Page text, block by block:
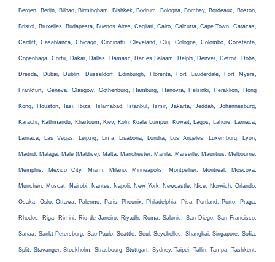
Bergen, Berlin, Bilbao, Birmingham, Bishkek, Bodrum, Bologna, Bombay, Bordeaux, Boston,
Bristol, Bruxelles, Budapesta, Buenos Aires, Cagliari, Cairo, Calcutta, Cape Town, Caracas,
Cardiff, Casablanca, Chicago, Cincinatti, Cleveland, Cluj, Cologne, Colombo, Constanta,
Copenhaga, Corfu, Dakar, Dallas, Damasc, Dar es Salaam, Delphi, Denver, Detroit, Doha,
Dresda, Dubai, Dublin, Dusseldorf, Edinburgh, Florenta, Fort Lauderdale, Fort Myers,
Frankfurt, Geneva, Glasgow, Gothenburg, Hamburg, Hanovra, Helsinki, Heraklion, Hong
Kong, Houston, Iasi, Ibiza, Islamabad, Istanbul, Izmir, Jakarta, Jeddah, Johannesburg,
Karachi, Kathmandu, Khartoum, Kiev, Koln, Kuala Lumpur, Kuwait, Lagos, Lahore, Larnaca,
Larnaca, Las Vegas, Leipzig, Lima, Lisabona, Londra, Los Angeles, Luxemburg, Lyon,
Madrid, Malaga, Male (Maldive), Malta, Manchester, Manila, Marseille, Mauritius, Melbourne,
Memphis, Mexico City, Miami, Milano, Minneapolis, Montpellier, Montreal, Moscova,
Munchen, Muscat, Nairobi, Nantes, Napoli, New York, Newcastle, Nice, Norwich, Orlando,
Osaka, Oslo, Ottawa, Palermo, Paris, Pheonix, Philadelphia, Pisa, Portland, Porto, Praga,
Rhodos, Riga, Rimini, Rio de Janeiro, Riyadh, Roma, Salonic, San Diego, San Francisco,
Sanaa, Sankt Petersburg, Sao Paulo, Seattle, Seul, Seychelles, Shanghai, Singapore, Sofia,
Split, Stavanger, Stockholm, Strasbourg, Stuttgart, Sydney, Taipei, Tallin, Tampa, Tashkent,